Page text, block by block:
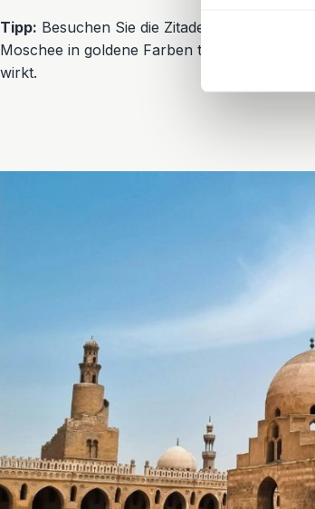
Tipp: Besuchen Sie die Zitadelle am
Moschee in goldene Farben taucht und die
wirkt.